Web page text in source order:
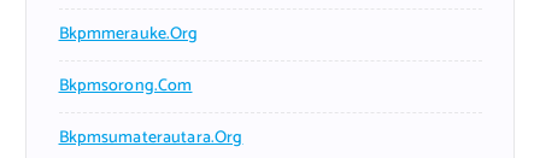
Bkpmmerauke.org
Bkpmsorong.com
Bkpmsumaterautara.org